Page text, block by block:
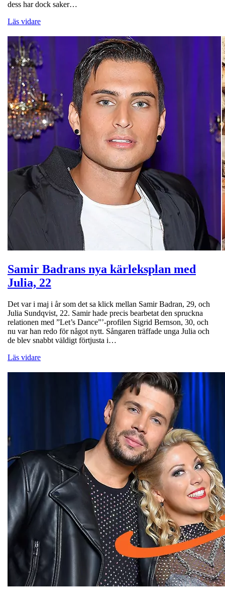
dess har dock saker…
Läs vidare
Samir Badrans nya kärleksplan med
Julia, 22
Det var i maj i år som det sa klick mellan Samir Badran, 29, och
Julia Sundqvist, 22. Samir hade precis bearbetat den spruckna
relationen med ”Let’s Dance”’-profilen Sigrid Bernson, 30, och
nu var han redo för något nytt. Sångaren träffade unga Julia och
de blev snabbt väldigt förtjusta i…
Läs vidare